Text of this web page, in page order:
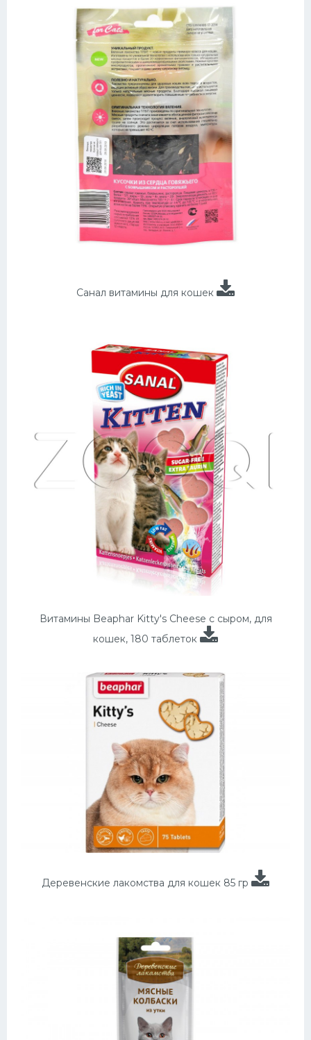
Санал витамины для кошек
Витамины Beaphar Kitty's Cheese с сыром, для
кошек, 180 таблеток
Деревенские лакомства для кошек 85 гр